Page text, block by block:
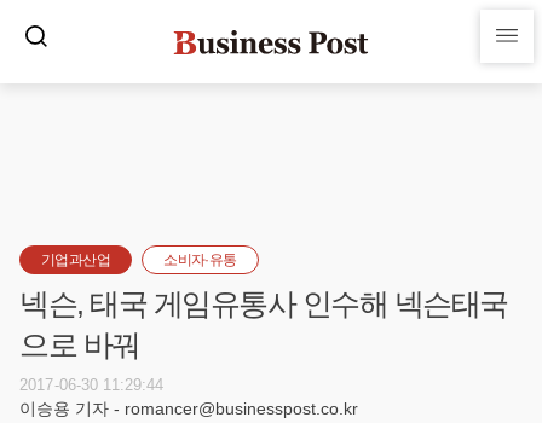
기업과산업 소비자·유통
넥슨, 태국 게임유통사 인수해 넥슨태국
으로 바꿔
2017-06-30 11:29:44
이승용 기자 - romancer@businesspost.co.kr